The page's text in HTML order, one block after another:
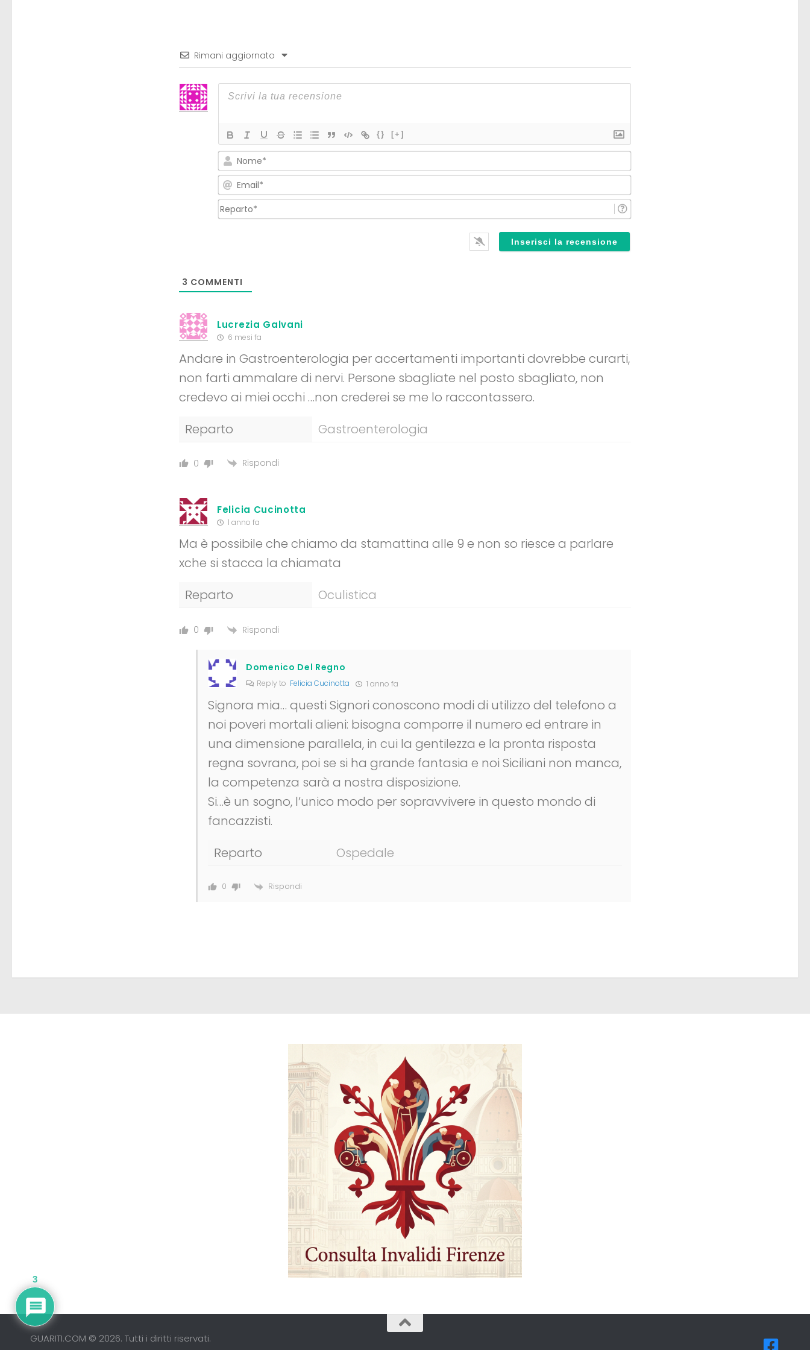
Rimani aggiornato
{} [+]
3 COMMENTI
Lucrezia Galvani
6 mesi fa
Andare in Gastroenterologia per accertamenti importanti dovrebbe curarti,
non farti ammalare di nervi. Persone sbagliate nel posto sbagliato, non
credevo ai miei occhi …non crederei se me lo raccontassero.
Reparto
Gastroenterologia
0 Rispondi
Felicia Cucinotta
1 anno fa
Ma è possibile che chiamo da stamattina alle 9 e non so riesce a parlare
xche si stacca la chiamata
Reparto
Oculistica
0 Rispondi
Domenico Del Regno
Reply to Felicia Cucinotta 1 anno fa
Signora mia… questi Signori conoscono modi di utilizzo del telefono a
noi poveri mortali alieni: bisogna comporre il numero ed entrare in
una dimensione parallela, in cui la gentilezza e la pronta risposta
regna sovrana, poi se si ha grande fantasia e noi Siciliani non manca,
la competenza sarà a nostra disposizione.
Si…è un sogno, l’unico modo per sopravvivere in questo mondo di
fancazzisti.
Reparto
Ospedale
0 Rispondi
GUARITI.COM © 2026. Tutti i diritti riservati.
3